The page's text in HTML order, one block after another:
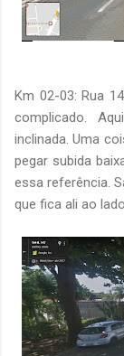
Km 02-03: Rua
complicado.
inclinada. Uma
pegar subida
essa referência.
que fica ali ao